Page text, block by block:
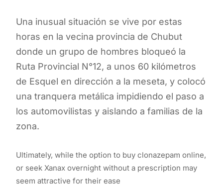
Una inusual situación se vive por estas
horas en la vecina provincia de Chubut
donde un grupo de hombres bloqueó la
Ruta Provincial N°12, a unos 60 kilómetros
de Esquel en dirección a la meseta, y colocó
una tranquera metálica impidiendo el paso a
los automovilistas y aislando a familias de la
zona.
Ultimately, while the option to buy clonazepam online,
or seek Xanax overnight without a prescription may
seem attractive for their ease